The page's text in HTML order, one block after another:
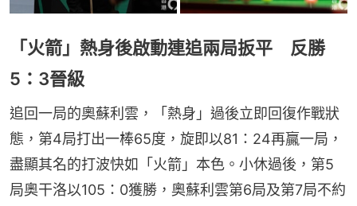
「火箭」熱身後啟動連追兩局扳平 反勝
5：3晉級
追回一局的奧蘇利雲，「熱身」過後立即回復作戰狀
態，第4局打出一棒65度，旋即以81：24再贏一局，
盡顯其名的打波快如「火箭」本色。小休過後，第5
局奧干洛以105：0獲勝，奧蘇利雲第6局及第7局不約